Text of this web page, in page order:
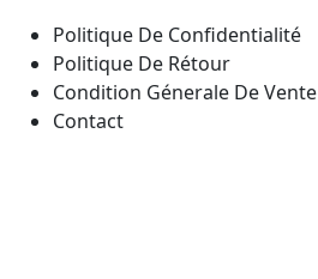
Politique De Confidentialité
Politique De Rétour
Condition Génerale De Vente
Contact